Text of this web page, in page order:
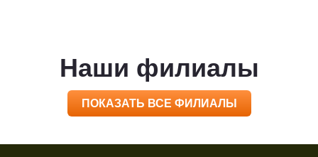
Наши филиалы
ПОКАЗАТЬ ВСЕ ФИЛИАЛЫ